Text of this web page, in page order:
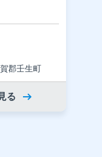
郡壬生町
る